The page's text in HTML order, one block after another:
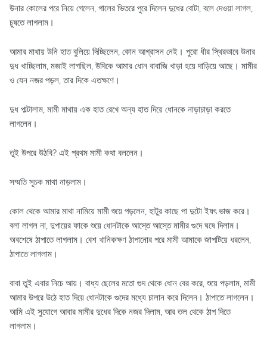
উনার কোলের পরে নিয়ে গেলেন, গালের ভিতরে পুরে দিলেন দুধের বোটা, বলে দেওয়া লাগল,
চুষতে লাগলাম।
আমার মাথায় উনি হাত বুলিয়ে দিচ্ছিলেন, কোন আগ্রাসন নেই। পুরো ধীর স্থিরভাবে উনার
দুধ খাচ্ছিলাম, মজাই লাগছিল, উদিকে আমার ধোন বাবাজি খাড়া হয়ে দাড়িয়ে আছে। মামীর
ও যেন নজর পড়ল, তার দিকে এতক্ষণে।
দুধ পাল্টালাম, মামী মাথায় এক হাত রেখে অন্য হাত দিয়ে ধোনকে নাড়াচাড়া করতে
লাগলেন।
তুই উপরে উঠবি? এই প্রথম মামী কথা বললেন।
সম্মতি সূচক মাথা নাড়লাম।
কোল থেকে আমার মাথা নামিয়ে মামী শুয়ে পড়লেন, হাটুর কাছে পা দুটো ইষৎ ভাজ করে।
বলা লাগল না, দুপায়ের ফাকে শুয়ে ধোনটাকে আস্তে আস্তে মামীর গুদে ঘষে দিলাম।
অবশেষে ঠাপাতে লাগলাম। বেশ খানিকক্ষণ ঠাপানোর পরে মামী আমাকে জাপটিয়ে ধরলেন,
ঠাপাতে লাগলাম।
বাবা তুই এবার নিচে আয়। বাধ্য ছেলের মতো গুদ থেকে ধোন বের করে, শুয়ে পড়লাম, মামী
আমার উপরে উঠে হাত দিয়ে ধোনটাকে গুদের মধ্যে চালান করে দিলেন। ঠাপাতে লাগলেন।
আমি এই সুযোগে আবার মামীর দুধের দিকে নজর দিলাম, আর তল থেকে ঠাপ দিতে
লাগলাম।